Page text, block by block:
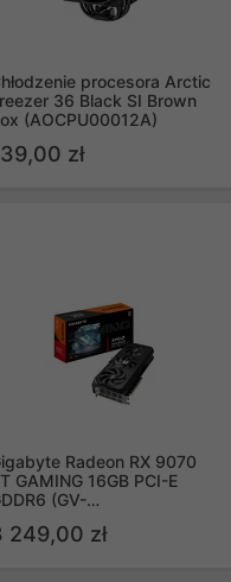
procesora Arctic
36 Black SI Brown
(AOCPU00012A)
zł
Radeon RX 9070
GAMING 16GB PCI-E
(GV-
249,00 zł